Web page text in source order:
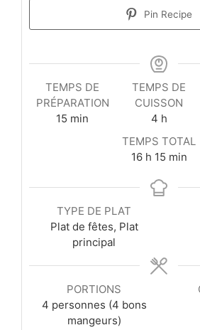
Pin Recipe
TEMPS DE
PRÉPARATION
15 minutes
min
TEMPS DE
CUISSON
4heures
h
TEMPS TOTAL
16heures
h 15minutes
min
TYPE DE PLAT
Plat de fêtes, Plat
principal
PORTIONS
4 personnes (4 bons
mangeurs)